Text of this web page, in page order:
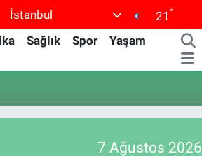
İstanbul 21 °
Sağlık Spor
Yaşam
7 Ağustos 2026